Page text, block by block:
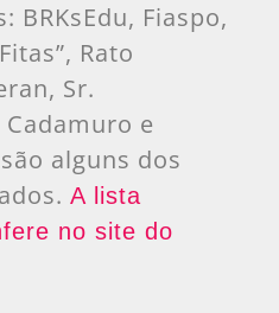
BRKsEdu, Fiaspo,
Rato
Sr.
e
alguns dos
A lista
no site do